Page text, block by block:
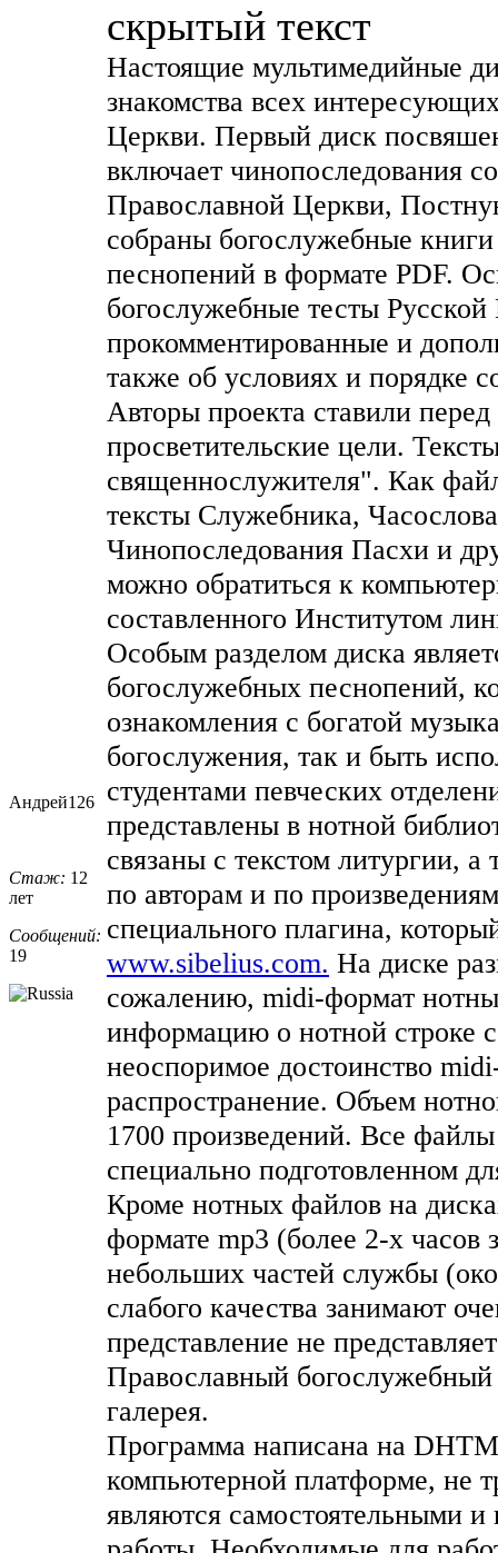
Андрей126
Стаж: 12
лет
Сообщений:
19
скрытый текст
Настоящие мультимедийные
знакомства всех
Церкви. Первый диск
включает чинопоследования
Православной Церкви,
собраны богослужебные
песнопений в формате PDF.
богослужебные тесты
прокомментированные и
также об условиях и порядке
Авторы проекта ставили
просветительские цели.
священнослужителя". Как
тексты Служебника,
Чинопоследования Пасхи и
можно обратиться к
составленного Институтом
Особым разделом диска
богослужебных песнопений,
ознакомления с богатой
богослужения, так и быть
студентами певческих
представлены в нотной
связаны с текстом литургии,
по авторам и по
специального плагина,
www.sibelius.com. На диске
сожалению, midi-формат
информацию о нотной строке
неоспоримое достоинство
распространение. Объем
1700 произведений. Все
специально подготовленном
Кроме нотных файлов на
формате mp3 (более 2-х часов
небольших частей службы
слабого качества занимают
представление не
Православный
галерея.
Программа написана на
компьютерной платформе, не
являются самостоятельными